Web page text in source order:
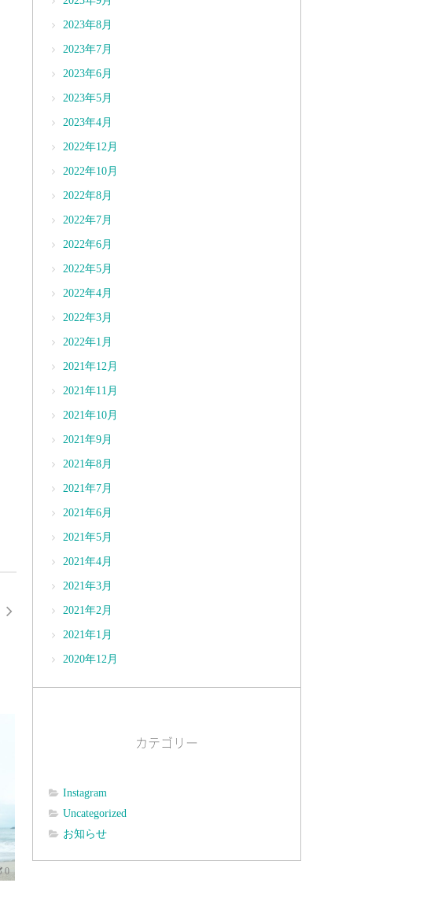
0
2023年8月
2023年7月
2023年6月
2023年5月
2023年4月
2022年12月
2022年10月
2022年8月
2022年7月
2022年6月
2022年5月
2022年4月
2022年3月
2022年1月
2021年12月
2021年11月
2021年10月
2021年9月
2021年8月
2021年7月
2021年6月
2021年5月
2021年4月
2021年3月
2021年2月
2021年1月
2020年12月
カテゴリー
Instagram
Uncategorized
お知らせ